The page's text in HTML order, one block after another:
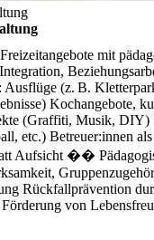
mit
Ausflüge (z. B.
Kochangebote,
(Graffiti, Musik, DIY)
etc.) Betreuer:innen
Aufsicht ��
Rückfallprävention
von